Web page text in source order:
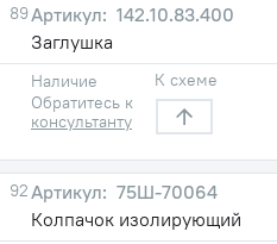
89
142.10.83.400
Заглушка
Наличие
Обратитесь к
консультанту
К схеме
92
75Ш-70064
Колпачок изолирующий